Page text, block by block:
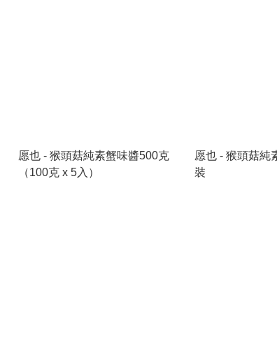
愿也 - 猴頭菇純素蟹味醬500克
（100克 x 5入）
愿也 - 猴頭菇純
裝